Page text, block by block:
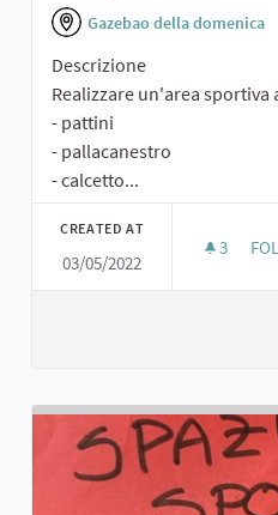
Gazebao della domenica
Descrizione
Realizzare un'area sportiva
- pattini
- pallacanestro
- calcetto...
CREATED AT
03/05/2022
3 3